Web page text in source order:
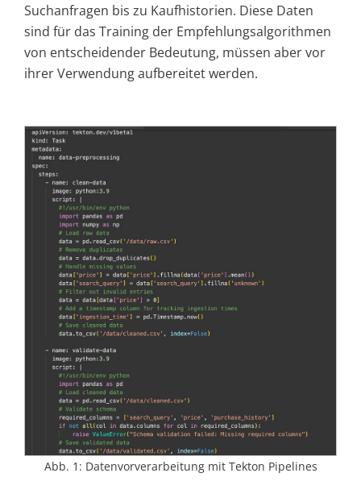
Suchanfragen bis zu Kaufhistorien. Diese Daten
sind für das Training der Empfehlungsalgorithmen
von entscheidender Bedeutung, müssen aber vor
ihrer Verwendung aufbereitet werden.
Abb. 1: Datenvorverarbeitung mit Tekton Pipelines